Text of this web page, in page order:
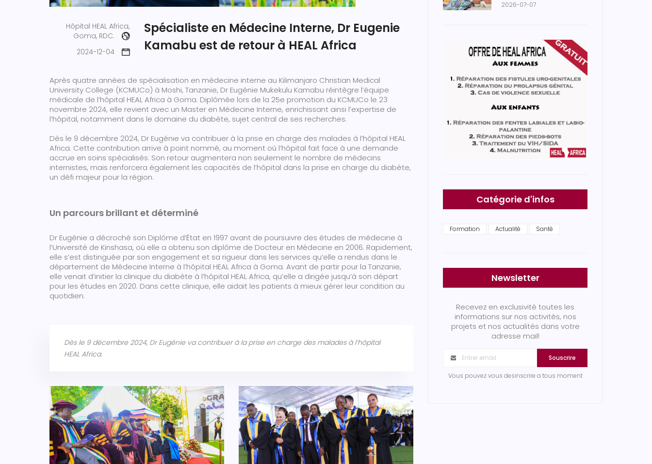
Hôpital HEAL Africa,
Goma, RDC.
2024-12-04
Spécialiste en Médecine Interne, Dr Eugenie
Kamabu est de retour à HEAL Africa
Après quatre années de spécialisation en médecine interne au Kilimanjaro Christian Medical
University College (KCMUCo) à Moshi, Tanzanie, Dr Eugénie Mukekulu Kamabu réintègre l’équipe
médicale de l’hôpital HEAL Africa à Goma. Diplômée lors de la 25e promotion du KCMUCo le 23
novembre 2024, elle revient avec un Master en Médecine Interne, enrichissant ainsi l’expertise de
l’hôpital, notamment dans le domaine du diabète, sujet central de ses recherches.
Dès le 9 décembre 2024, Dr Eugénie va contribuer à la prise en charge des malades à l’hôpital HEAL
Africa. Cette contribution arrive à point nommé, au moment où l’hôpital fait face à une demande
accrue en soins spécialisés. Son retour augmentera non seulement le nombre de médecins
internistes, mais renforcera également les capacités de l’hôpital dans la prise en charge du diabète,
un défi majeur pour la région.
Un parcours brillant et déterminé
Dr Eugénie a décroché son Diplôme d’État en 1997 avant de poursuivre des études de médecine à
l’Université de Kinshasa, où elle a obtenu son diplôme de Docteur en Médecine en 2006. Rapidement,
elle s’est distinguée par son engagement et sa rigueur dans les services qu’elle a rendus dans le
département de Médecine Interne à l’hôpital HEAL Africa à Goma. Avant de partir pour la Tanzanie,
elle venait d’initier la clinique du diabète à l’hôpital HEAL Africa, qu’elle a dirigée jusqu’à son départ
pour les études en 2020. Dans cette clinique, elle aidait les patients à mieux gérer leur condition au
quotidien.
Dès le 9 décembre 2024, Dr Eugénie va contribuer à la prise en charge des malades à l’hôpital
HEAL Africa.
2026-07-07
Catégorie d'infos
Formation Actualité Santé
Newsletter
Recevez en exclusivité toutes les
informations sur nos activités, nos
projets et nos actualités dans votre
adresse mail!
Souscrire
Vous pouvez vous desinscrire a tous moment